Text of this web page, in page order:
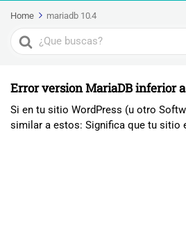
Home mariadb 10.4
Search
For
Error version MariaDB inferior a
Si en tu sitio WordPress (u otro
similar a estos: Significa que tu sitio